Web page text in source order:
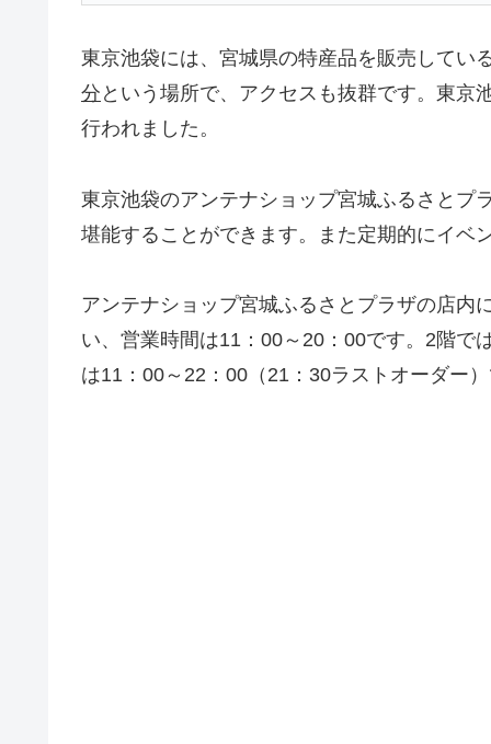
東京池袋には、宮城県の特産品を販売してい
分 という場所で、アクセスも抜群です。東京
行われました。
東京池袋のアンテナショップ宮城ふるさとプ
堪能することができます。また定期的にイベ
アンテナショップ宮城ふるさとプラザの店内
い、営業時間は11：00～20：00です。2階で
は11：00～22：00（21：30ラストオーダー